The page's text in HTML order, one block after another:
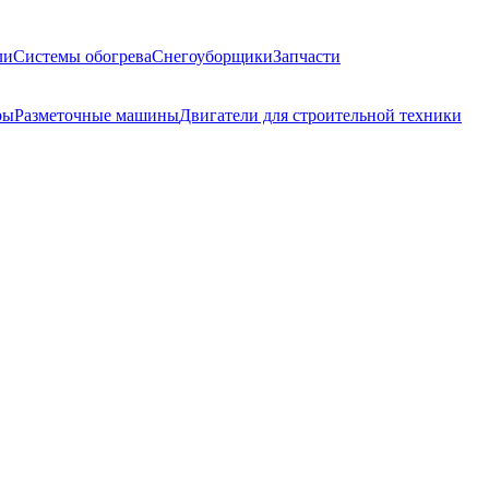
Системы обогреваСнегоуборщикиЗапчасти
Разметочные машиныДвигатели для строительной техники